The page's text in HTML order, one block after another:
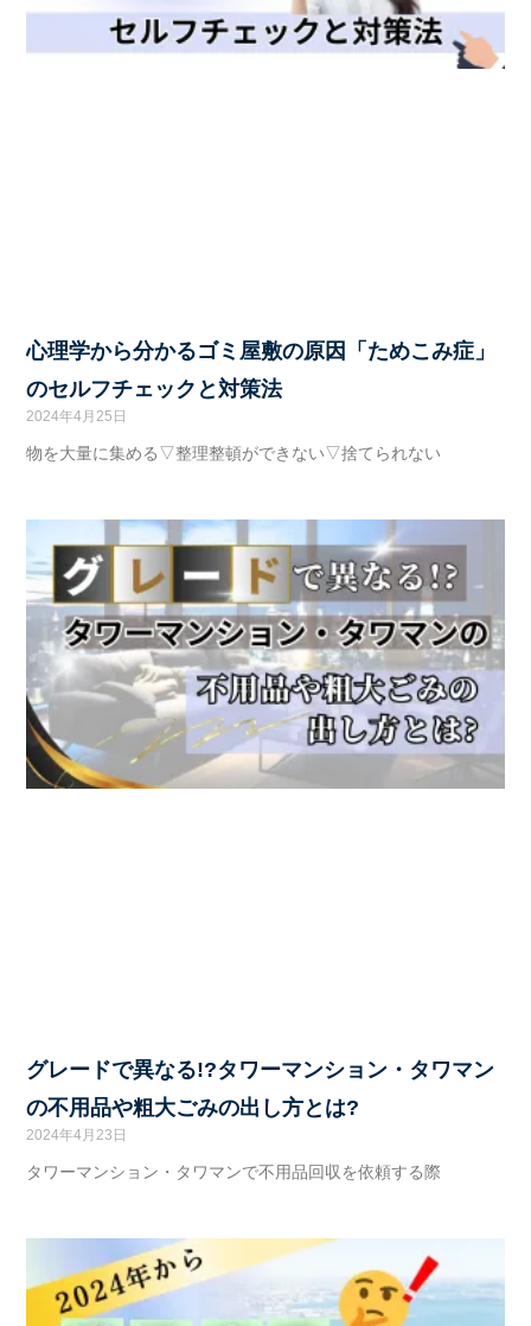
心理学から分かるゴミ屋敷の原因「ためこみ症」
のセルフチェックと対策法
2024年4月25日
物を大量に集める▽整理整頓ができない▽捨てられない
グレードで異なる!?タワーマンション・タワマン
の不用品や粗大ごみの出し方とは?
2024年4月23日
タワーマンション・タワマンで不用品回収を依頼する際